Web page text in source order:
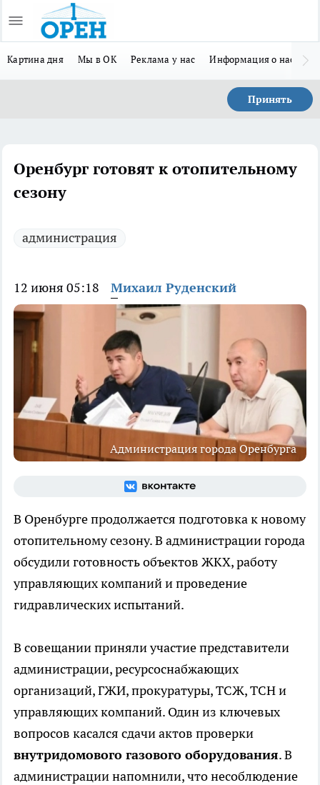
Картина дня Мы в ОК Реклама у нас Информация о нас
Принять
Оренбург готовят к отопительному
сезону
администрация
12 июня 05:18 Михаил Руденский
Администрация города Оренбурга
В Оренбурге продолжается подготовка к новому
отопительному сезону. В администрации города
обсудили готовность объектов ЖКХ, работу
управляющих компаний и проведение
гидравлических испытаний.
В совещании приняли участие представители
администрации, ресурсоснабжающих
организаций, ГЖИ, прокуратуры, ТСЖ, ТСН и
управляющих компаний. Один из ключевых
вопросов касался сдачи актов проверки
внутридомового газового оборудования. В
администрации напомнили, что несоблюдение